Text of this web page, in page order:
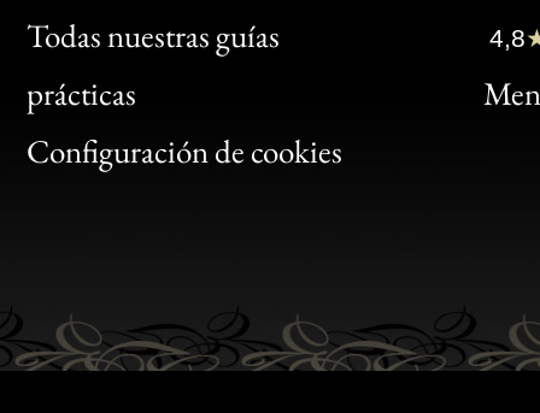
Todas nuestras guías
prácticas
Configuración de cookies
Clic
Bon
4,8